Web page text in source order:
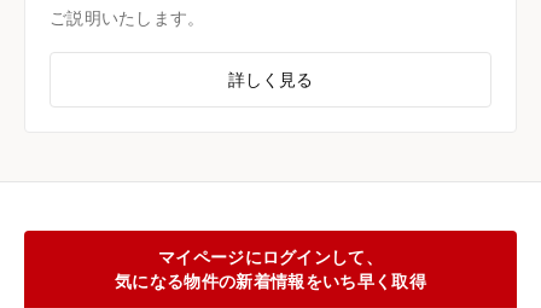
ご説明いたします。
詳しく見る
マイページにログインして、
気になる物件の新着情報をいち早く取得